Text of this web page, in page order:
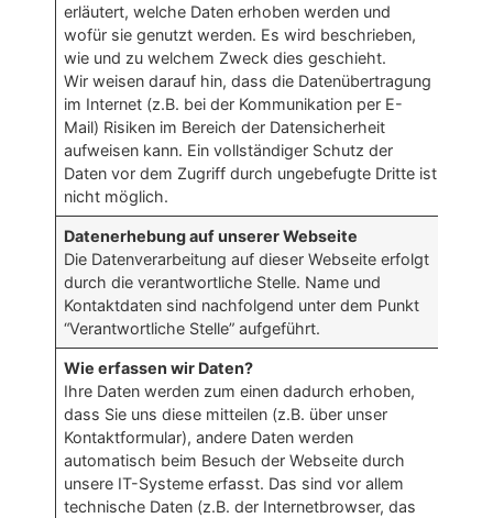
erläutert, welche Daten erhoben werden und
wofür sie genutzt werden. Es wird beschrieben,
wie und zu welchem Zweck dies geschieht.
Wir weisen darauf hin, dass die Datenübertragung
im Internet (z.B. bei der Kommunikation per E-
Mail) Risiken im Bereich der Datensicherheit
aufweisen kann. Ein vollständiger Schutz der
Daten vor dem Zugriff durch ungebefugte Dritte ist
nicht möglich.
Datenerhebung auf unserer Webseite
Die Datenverarbeitung auf dieser Webseite erfolgt
durch die verantwortliche Stelle. Name und
Kontaktdaten sind nachfolgend unter dem Punkt
“Verantwortliche Stelle” aufgeführt.
Wie erfassen wir Daten?
Ihre Daten werden zum einen dadurch erhoben,
dass Sie uns diese mitteilen (z.B. über unser
Kontaktformular), andere Daten werden
automatisch beim Besuch der Webseite durch
unsere IT-Systeme erfasst. Das sind vor allem
technische Daten (z.B. der Internetbrowser, das